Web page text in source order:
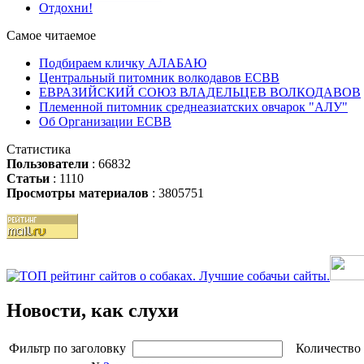
Отдохни!
Самое читаемое
Подбираем кличку АЛАБАЮ
Центральный питомник волкодавов ЕСВВ
ЕВРАЗИЙСКИЙ СОЮЗ ВЛАДЕЛЬЦЕВ ВОЛКОДАВОВ
Племенной питомник среднеазиатских овчарок "АЛУ"
Об Организации ЕСВВ
Статистика
Пользователи : 66832
Статьи : 1110
Просмотры материалов : 3805751
Новости, как слухи
Фильтр по заголовку
Количество